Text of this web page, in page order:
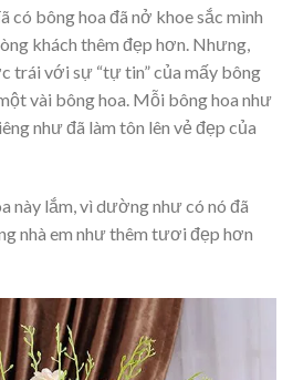
có bông hoa đã nở khoe sắc mình
khách thêm đẹp hơn. Nhưng,
trái với sự “tự tin” của mấy bông
vài bông hoa. Mỗi bông hoa như
như đã làm tôn lên vẻ đẹp của
này lắm, vì dường như có nó đã
nhà em như thêm tươi đẹp hơn